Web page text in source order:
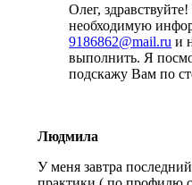
Олег,
необходимую
9186862@mail.ru и
выполнить. Я
подскажу Вам по
Людмила
У меня завтра